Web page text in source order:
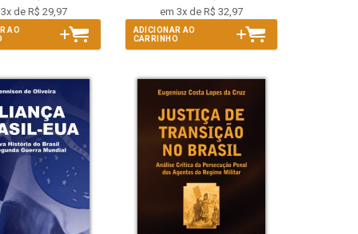
de R$ 29,97
AO
em 3x de R$ 32,97
ADICIONAR AO
CARRINHO